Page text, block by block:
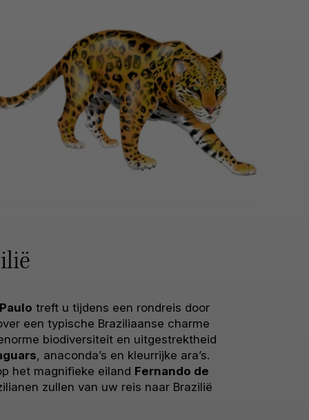
treft u tijdens een rondreis door
een typische Braziliaanse charme
biodiversiteit en uitgestrektheid
, anaconda’s en kleurrijke ara’s.
het magnifieke eiland Fernando de
zullen van uw reis naar Brazilië